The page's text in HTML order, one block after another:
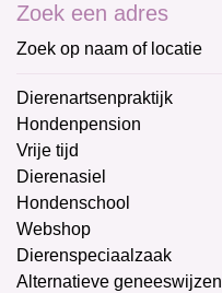
Zoek een adres
Zoek op naam of locatie
Dierenartsenpraktijk
Hondenpension
Vrije tijd
Dierenasiel
Hondenschool
Webshop
Dierenspeciaalzaak
Alternatieve geneeswijzen